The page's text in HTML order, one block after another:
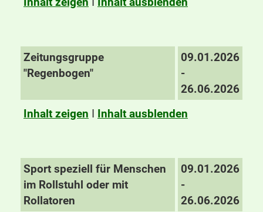
Zeitungsgruppe
"Regenbogen"
09.01.2026
-
26.06.2026
Inhalt zeigen I Inhalt ausblenden
Sport speziell für Menschen
im Rollstuhl oder mit
Rollatoren
09.01.2026
-
26.06.2026